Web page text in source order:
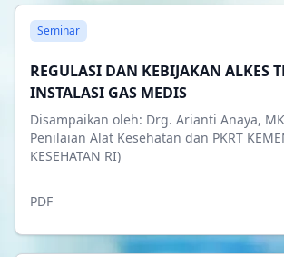
Seminar
REGULASI DAN KEBIJAKAN ALKES
INSTALASI GAS MEDIS
Disampaikan oleh: Drg. Arianti Anaya,
Penilaian Alat Kesehatan dan PKRT
KESEHATAN RI)
PDF